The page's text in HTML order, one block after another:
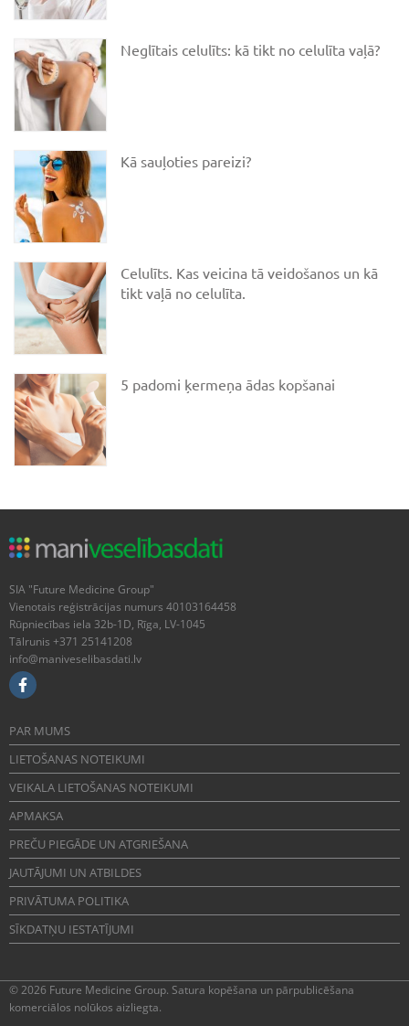
Neglītais celulīts: kā tikt no celulīta vaļā?
Kā sauļoties pareizi?
Celulīts. Kas veicina tā veidošanos un kā
tikt vaļā no celulīta.
5 padomi ķermeņa ādas kopšanai
SIA "Future Medicine Group"
Vienotais reģistrācijas numurs 40103164458
Rūpniecības iela 32b-1D, Rīga, LV-1045
Tālrunis +371 25141208
info@maniveselibasdati.lv
PAR MUMS
LIETOŠANAS NOTEIKUMI
VEIKALA LIETOŠANAS NOTEIKUMI
APMAKSA
PREČU PIEGĀDE UN ATGRIEŠANA
JAUTĀJUMI UN ATBILDES
PRIVĀTUMA POLITIKA
SĪKDATŅU IESTATĪJUMI
© 2026 Future Medicine Group. Satura kopēšana un pārpublicēšana
komerciālos nolūkos aizliegta.